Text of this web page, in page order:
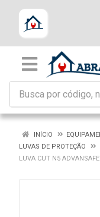
INÍCIO
LUVAS DE PROTEÇÃO
LUVA CUT N5